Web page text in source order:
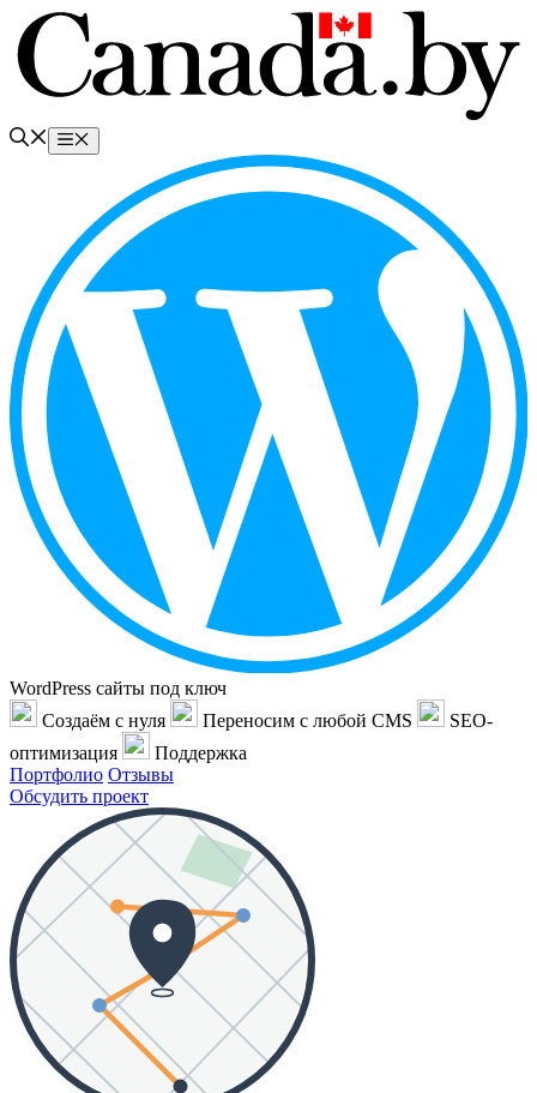
Перейти
содержимому
Меню
WordPress сайты под ключ
Создаём с нуля
Переносим с любой CMS
SEO-
оптимизация
Поддержка
Портфолио Отзывы
Обсудить проект